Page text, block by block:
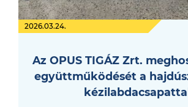
2026.03.24.
Az OPUS TIGÁZ Zrt.
együttműködését a
kézilabdacsapattal